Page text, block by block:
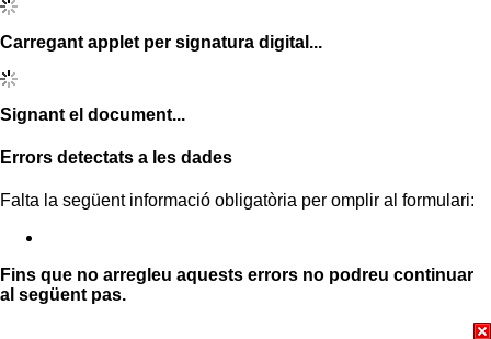
Carregant applet per signatura digital...
Signant el document...
Errors detectats a les dades
Falta la següent informació obligatòria per omplir al formulari:
Fins que no arregleu aquests errors no podreu continuar
al següent pas.